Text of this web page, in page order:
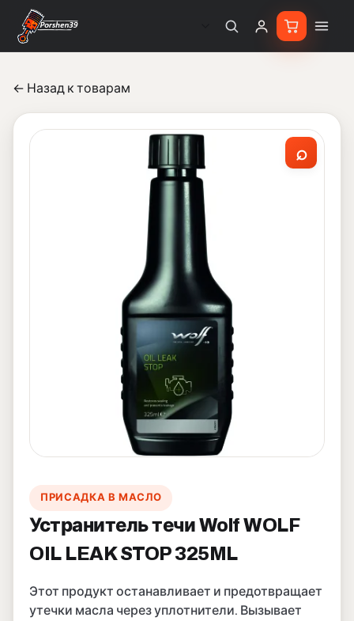
← Назад к товарам
⌕
ПРИСАДКА В МАСЛО
Устранитель течи Wolf WOLF
OIL LEAK STOP 325ML
Этот продукт останавливает и предотвращает
утечки масла через уплотнители. Вызывает